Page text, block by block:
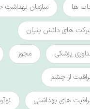
ها سازمان بهداشت
های دانش بنیان
پزشکی مجوز
از چشم
های بهداشتی